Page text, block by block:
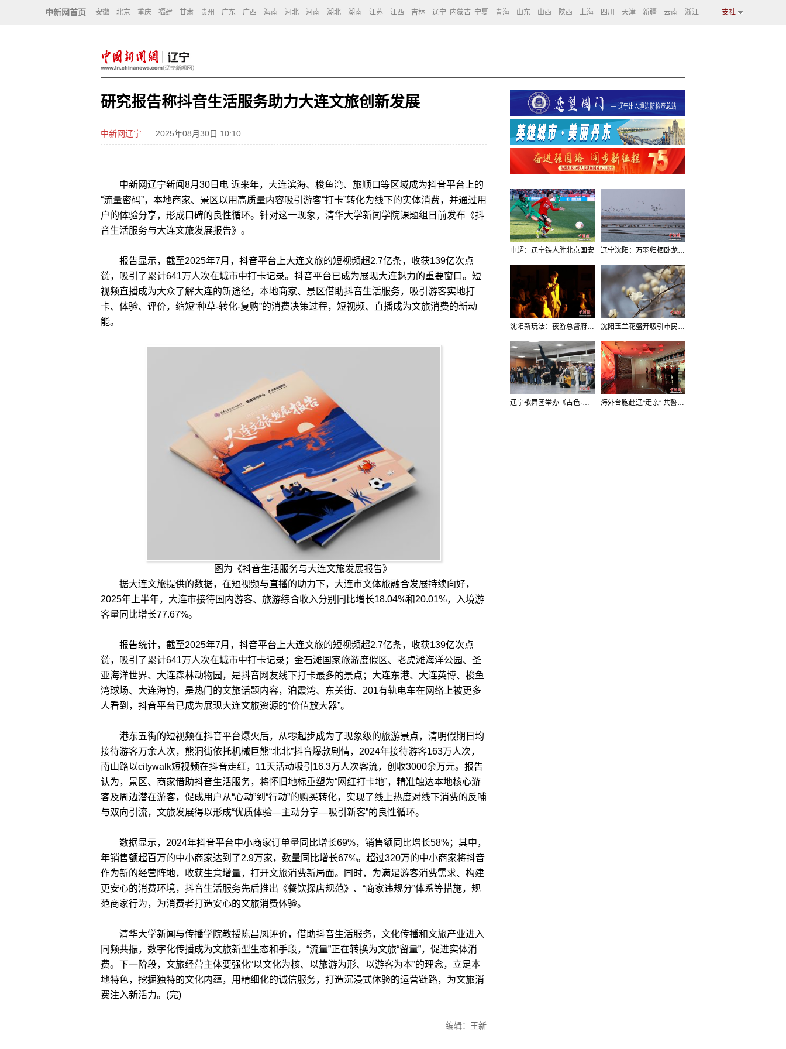
中新网首页 安徽 北京 重庆 福建 甘肃 贵州 广东 广西 海南 河北 河南 湖北 湖南 江苏 江西 吉林 辽宁 内蒙古 宁夏 青海 山东 山西 陕西 上海 四川 天津 新疆 云南 浙江 支社
研究报告称抖音生活服务助力大连文旅创新发展
中新网辽宁 2025年08月30日 10:10
中新网辽宁新闻8月30日电 近来年，大连滨海、梭鱼湾、旅顺口等区域成为抖音平台上的
“流量密码”，本地商家、景区以用高质量内容吸引游客“打卡”转化为线下的实体消费，并通过用
户的体验分享，形成口碑的良性循环。针对这一现象，清华大学新闻学院课题组日前发布《抖
音生活服务与大连文旅发展报告》。
报告显示，截至2025年7月，抖音平台上大连文旅的短视频超2.7亿条，收获139亿次点
赞，吸引了累计641万人次在城市中打卡记录。抖音平台已成为展现大连魅力的重要窗口。短
视频直播成为大众了解大连的新途径，本地商家、景区借助抖音生活服务，吸引游客实地打
卡、体验、评价，缩短“种草-转化-复购”的消费决策过程，短视频、直播成为文旅消费的新动
能。
图为《抖音生活服务与大连文旅发展报告》
据大连文旅提供的数据，在短视频与直播的助力下，大连市文体旅融合发展持续向好，
2025年上半年，大连市接待国内游客、旅游综合收入分别同比增长18.04%和20.01%，入境游
客量同比增长77.67%。
报告统计，截至2025年7月，抖音平台上大连文旅的短视频超2.7亿条，收获139亿次点
赞，吸引了累计641万人次在城市中打卡记录；金石滩国家旅游度假区、老虎滩海洋公园、圣
亚海洋世界、大连森林动物园，是抖音网友线下打卡最多的景点；大连东港、大连英博、梭鱼
湾球场、大连海钓，是热门的文旅话题内容，泊霞湾、东关街、201有轨电车在网络上被更多
人看到，抖音平台已成为展现大连文旅资源的“价值放大器”。
港东五街的短视频在抖音平台爆火后，从零起步成为了现象级的旅游景点，清明假期日均
接待游客万余人次，熊洞街依托机械巨熊“北北”抖音爆款剧情，2024年接待游客163万人次，
南山路以citywalk短视频在抖音走红，11天活动吸引16.3万人次客流，创收3000余万元。报告
认为，景区、商家借助抖音生活服务，将怀旧地标重塑为“网红打卡地”，精准触达本地核心游
客及周边潜在游客，促成用户从“心动”到“行动”的购买转化，实现了线上热度对线下消费的反哺
与双向引流，文旅发展得以形成“优质体验—主动分享—吸引新客”的良性循环。
数据显示，2024年抖音平台中小商家订单量同比增长69%，销售额同比增长58%；其中，
年销售额超百万的中小商家达到了2.9万家，数量同比增长67%。超过320万的中小商家将抖音
作为新的经营阵地，收获生意增量，打开文旅消费新局面。同时，为满足游客消费需求、构建
更安心的消费环境，抖音生活服务先后推出《餐饮探店规范》、“商家违规分”体系等措施，规
范商家行为，为消费者打造安心的文旅消费体验。
清华大学新闻与传播学院教授陈昌凤评价，借助抖音生活服务，文化传播和文旅产业进入
同频共振，数字化传播成为文旅新型生态和手段，“流量”正在转换为文旅“留量”，促进实体消
费。下一阶段，文旅经营主体要强化“以文化为核、以旅游为形、以游客为本”的理念，立足本
地特色，挖掘独特的文化内蕴，用精细化的诚信服务，打造沉浸式体验的运营链路，为文旅消
费注入新活力。(完)
编辑：王新
中超：辽宁铁人胜北京国安 辽宁沈阳：万羽归栖卧龙湖看群鸟齐飞
沈阳新玩法：夜游总督府，当一回“赴宴者” 沈阳玉兰花盛开吸引市民打卡
辽宁歌舞团举办《古色·国宝辽宁》排练开放日活动 海外台胞赴辽“走亲” 共誓“和平初心”